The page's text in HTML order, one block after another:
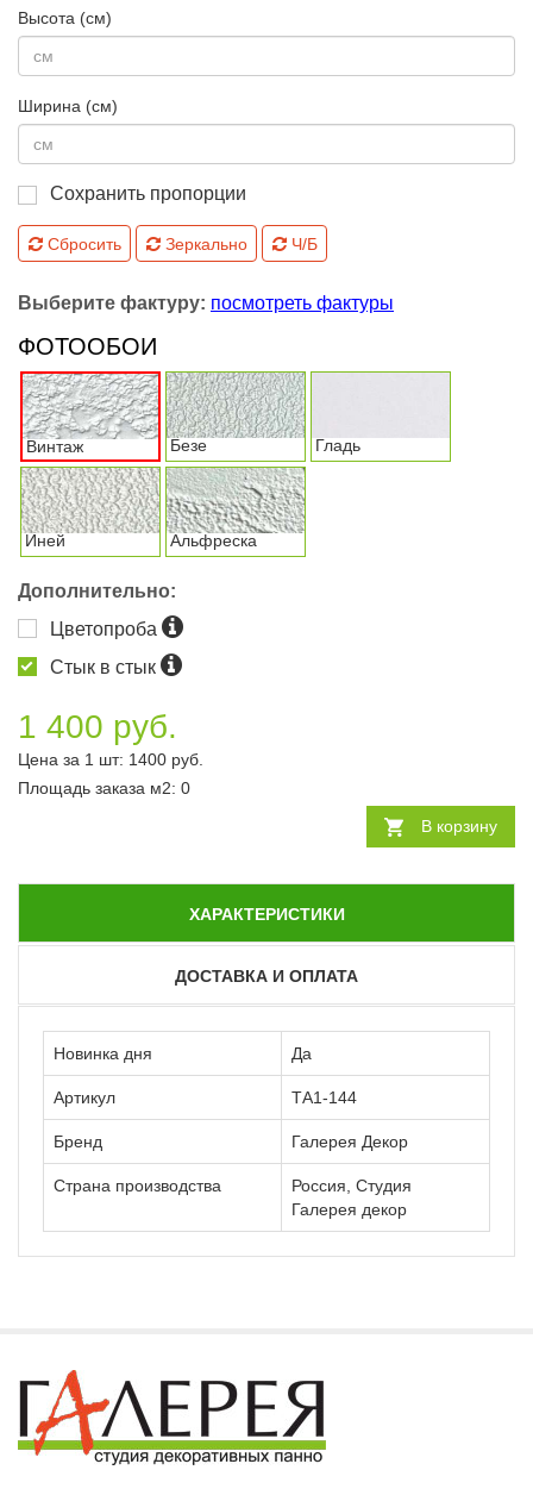
Высота (см)
Ширина (см)
Сохранить пропорции
Сбросить Зеркально Ч/Б
Выберите фактуру: посмотреть фактуры
ФОТООБОИ
Винтаж Безе Гладь
Иней Альфреска
Дополнительно:
Цветопроба
Стык в стык
1 400 руб.
Цена за 1 шт: 1400 руб.
Площадь заказа м2: 0
В корзину
ХАРАКТЕРИСТИКИ
ДОСТАВКА И ОПЛАТА
Новинка дня Да
Артикул ТА1-144
Бренд Галерея Декор
Страна производства
Россия, Студия
Галерея декор